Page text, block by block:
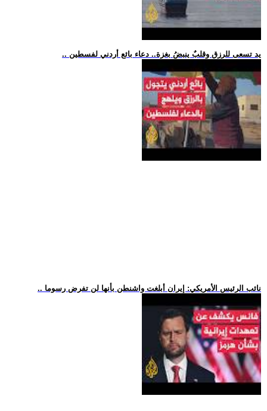
.. يد تسعى للرزق وقلبٌ ينبضُ بغزة.. دعاء بائع أردني لفسطين
.. نائب الرئيس الأمريكي: إيران أبلغت واشنطن بأنها لن تفرض رسوما